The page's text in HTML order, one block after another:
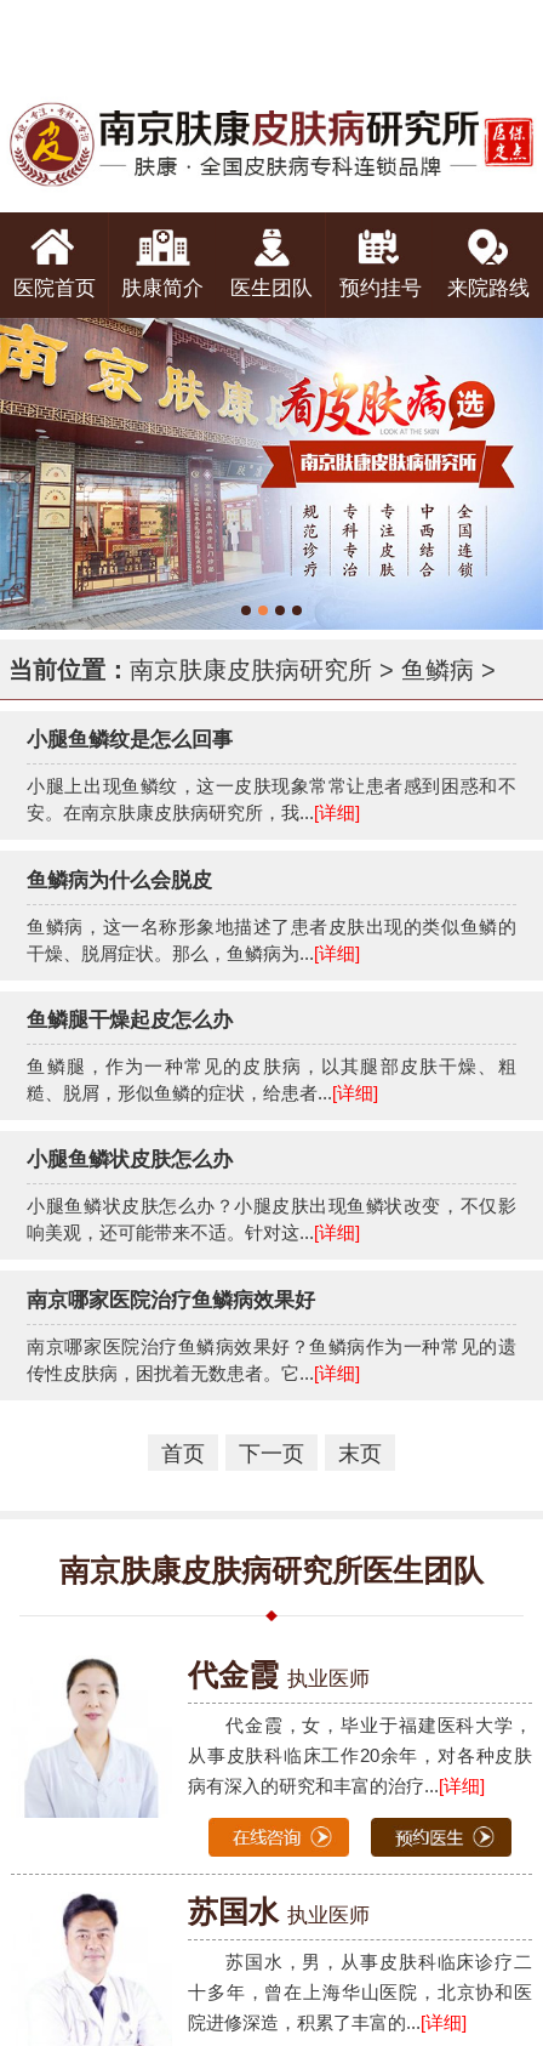
医院首页 肤康简介 医生团队 预约挂号 来院路线
当前位置： 南京肤康皮肤病研究所 > 鱼鳞病 >
小腿鱼鳞纹是怎么回事
小腿上出现鱼鳞纹，这一皮肤现象常常让患者感到困惑和不
安。在南京肤康皮肤病研究所，我...[详细]
鱼鳞病为什么会脱皮
鱼鳞病，这一名称形象地描述了患者皮肤出现的类似鱼鳞的
干燥、脱屑症状。那么，鱼鳞病为...[详细]
鱼鳞腿干燥起皮怎么办
鱼鳞腿，作为一种常见的皮肤病，以其腿部皮肤干燥、粗
糙、脱屑，形似鱼鳞的症状，给患者...[详细]
小腿鱼鳞状皮肤怎么办
小腿鱼鳞状皮肤怎么办？小腿皮肤出现鱼鳞状改变，不仅影
响美观，还可能带来不适。针对这...[详细]
南京哪家医院治疗鱼鳞病效果好
南京哪家医院治疗鱼鳞病效果好？鱼鳞病作为一种常见的遗
传性皮肤病，困扰着无数患者。它...[详细]
首页 下一页 末页
南京肤康皮肤病研究所医生团队
代金霞 执业医师
代金霞，女，毕业于福建医科大学，
从事皮肤科临床工作20余年，对各种皮肤
病有深入的研究和丰富的治疗...[详细]
苏国水 执业医师
苏国水，男，从事皮肤科临床诊疗二
十多年，曾在上海华山医院，北京协和医
院进修深造，积累了丰富的...[详细]